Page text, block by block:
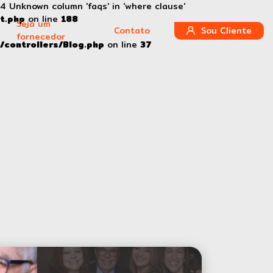
Unknown column 'faqs' in 'where clause'
on line 188
Blog.php on line 37
Seja um
fornecedor
Contato Sou Cliente